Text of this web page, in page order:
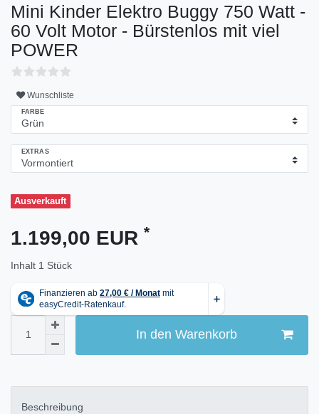
Mini Kinder Elektro Buggy 750 Watt -
60 Volt Motor - Bürstenlos mit viel
POWER
Wunschliste
FARBE
EXTRAS
Ausverkauft
1.199,00 EUR *
Inhalt 1 Stück
In den Warenkorb
Beschreibung